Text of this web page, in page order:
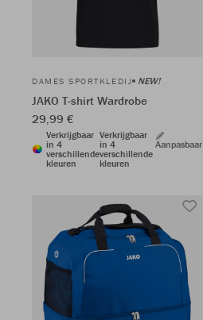
DAMES SPORTKLEDIJ NEW!
JAKO T-shirt Wardrobe
29,99 €
Verkrijgbaar
in 4
verschillende
kleuren
Verkrijgbaar
in 4
verschillende
kleuren
Aanpasbaar